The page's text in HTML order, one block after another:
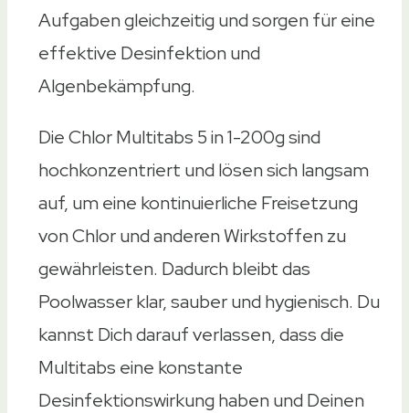
Aufgaben gleichzeitig und sorgen für eine
effektive Desinfektion und
Algenbekämpfung.
Die Chlor Multitabs 5 in 1-200g sind
hochkonzentriert und lösen sich langsam
auf, um eine kontinuierliche Freisetzung
von Chlor und anderen Wirkstoffen zu
gewährleisten. Dadurch bleibt das
Poolwasser klar, sauber und hygienisch. Du
kannst Dich darauf verlassen, dass die
Multitabs eine konstante
Desinfektionswirkung haben und Deinen